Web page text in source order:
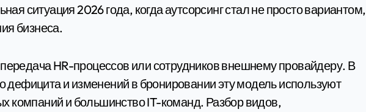
ситуация 2026 года, когда аутсорсинг стал не просто вариантом,
бизнеса.
HR-процессов или сотрудников внешнему провайдеру. В
дефицита и изменений в бронировании эту модель используют
компаний и большинство IT-команд. Разбор видов,